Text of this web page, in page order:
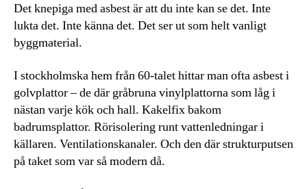
Det knepiga med asbest är att du inte kan se det. Inte
lukta det. Inte känna det. Det ser ut som helt vanligt
byggmaterial.
I stockholmska hem från 60-talet hittar man ofta asbest i
golvplattor – de där gråbruna vinylplattorna som låg i
nästan varje kök och hall. Kakelfix bakom
badrumsplattor. Rörisolering runt vattenledningar i
källaren. Ventilationskanaler. Och den där strukturputsen
på taket som var så modern då.